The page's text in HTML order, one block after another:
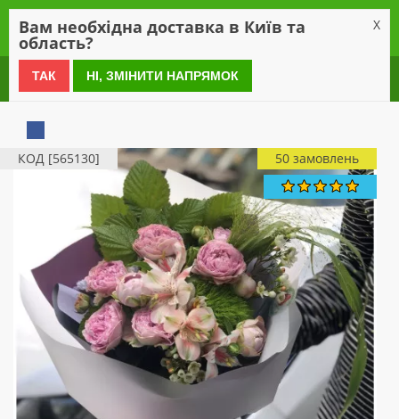
0 800 21 54 55
КОД [565130] 50 замовлень
Вам необхідна доставка в Київ та
область?
X
ТАК НІ, ЗМІНИТИ НАПРЯМОК